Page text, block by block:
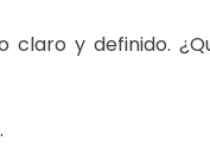
claro y definido.